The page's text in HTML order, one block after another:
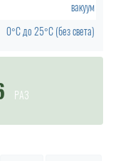
вакуум
0°Cдо 25°C (без света)
РАЗ